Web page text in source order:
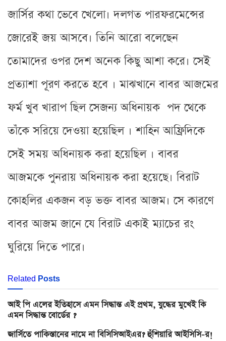
জার্সির কথা ভেবে খেলো। দলগত পারফরমেন্সের
জোরেই জয় আসবে। তিনি আরো বলেছেন
তোমাদের ওপর দেশ অনেক কিছু আশা করে। সেই
প্রত্যাশা পূরণ করতে হবে । মাঝখানে বাবর আজমের
ফর্ম খুব খারাপ ছিল সেজন্য অধিনায়ক পদ থেকে
তাঁকে সরিয়ে দেওয়া হয়েছিল । শাহিন আফ্রিদিকে
সেই সময় অধিনায়ক করা হয়েছিল । বাবর
আজমকে পুনরায় অধিনায়ক করা হয়েছে। বিরাট
কোহলির একজন বড় ভক্ত বাবর আজম। সে কারণে
বাবর আজম জানে যে বিরাট একাই ম্যাচের রং
ঘুরিয়ে দিতে পারে।
Related Posts
আই পি এলের ইতিহাসে এমন সিদ্ধান্ত এই প্রথম, যুদ্ধের মুখেই কি
এমন সিদ্ধান্ত বোর্ডের ?
জার্সিতে পাকিস্তানের নামে না বিসিসিআইএর? হুঁশিয়ারি আইসিসি-র!